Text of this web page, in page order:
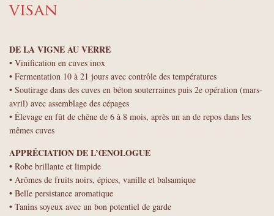
visan
DE LA VIGNE AU VERRE
• Vinification en cuves inox
• Fermentation 10 à 21 jours avec contrôle des températures
• Soutirage dans des cuves en béton souterraines puis 2e opération (mars-
avril) avec assemblage des cépages
• Élevage en fût de chêne de 6 à 8 mois, après un an de repos dans les
mêmes cuves
APPRÉCIATION DE L’ŒNOLOGUE
• Robe brillante et limpide
• Arômes de fruits noirs, épices, vanille et balsamique
• Belle persistance aromatique
• Tanins soyeux avec un bon potentiel de garde